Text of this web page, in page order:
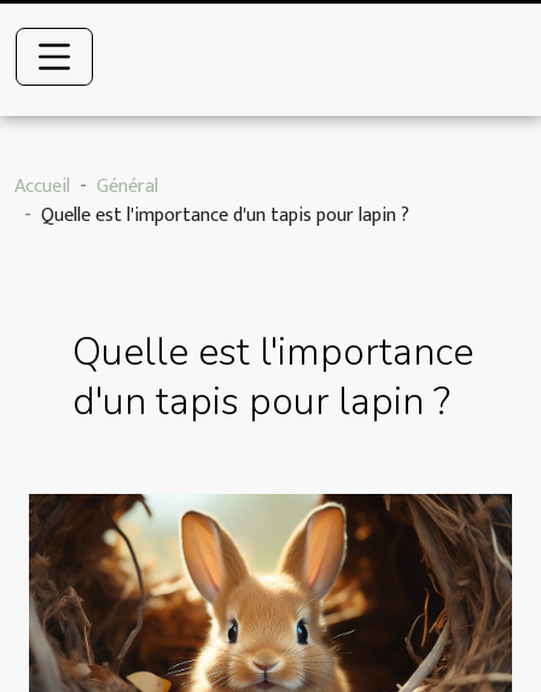
Accueil
Général
Quelle est l'importance d'un tapis pour lapin ?
Quelle est l'importance
d'un tapis pour lapin ?